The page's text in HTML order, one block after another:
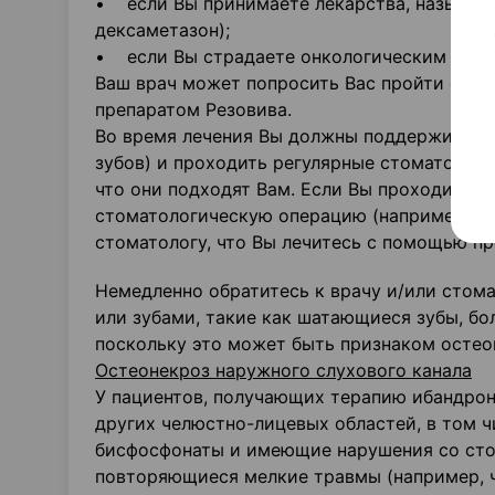
дексаметазон);
• если Вы страдаете онкологическим
Ваш врач может попросить Вас пройти
препаратом Резовива.
Во время лечения Вы должны поддерживать
зубов) и проходить регулярные
что они подходят Вам. Если Вы проходите
стоматологическую операцию (например,
стоматологу, что Вы лечитесь с помощью
Немедленно обратитесь к врачу и/или
или зубами, такие как шатающиеся зубы,
поскольку это может быть признаком
Остеонекроз наружного слухового канала
У пациентов, получающих терапию
других челюстно-лицевых областей, в том
бисфосфонаты и имеющие нарушения со
повторяющиеся мелкие травмы (например,